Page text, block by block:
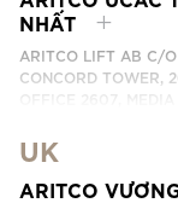
NHẤT
ARITCO LIFT AB C/O
CONCORD TOWER,
LIÊN HỆ
UK
ARITCO